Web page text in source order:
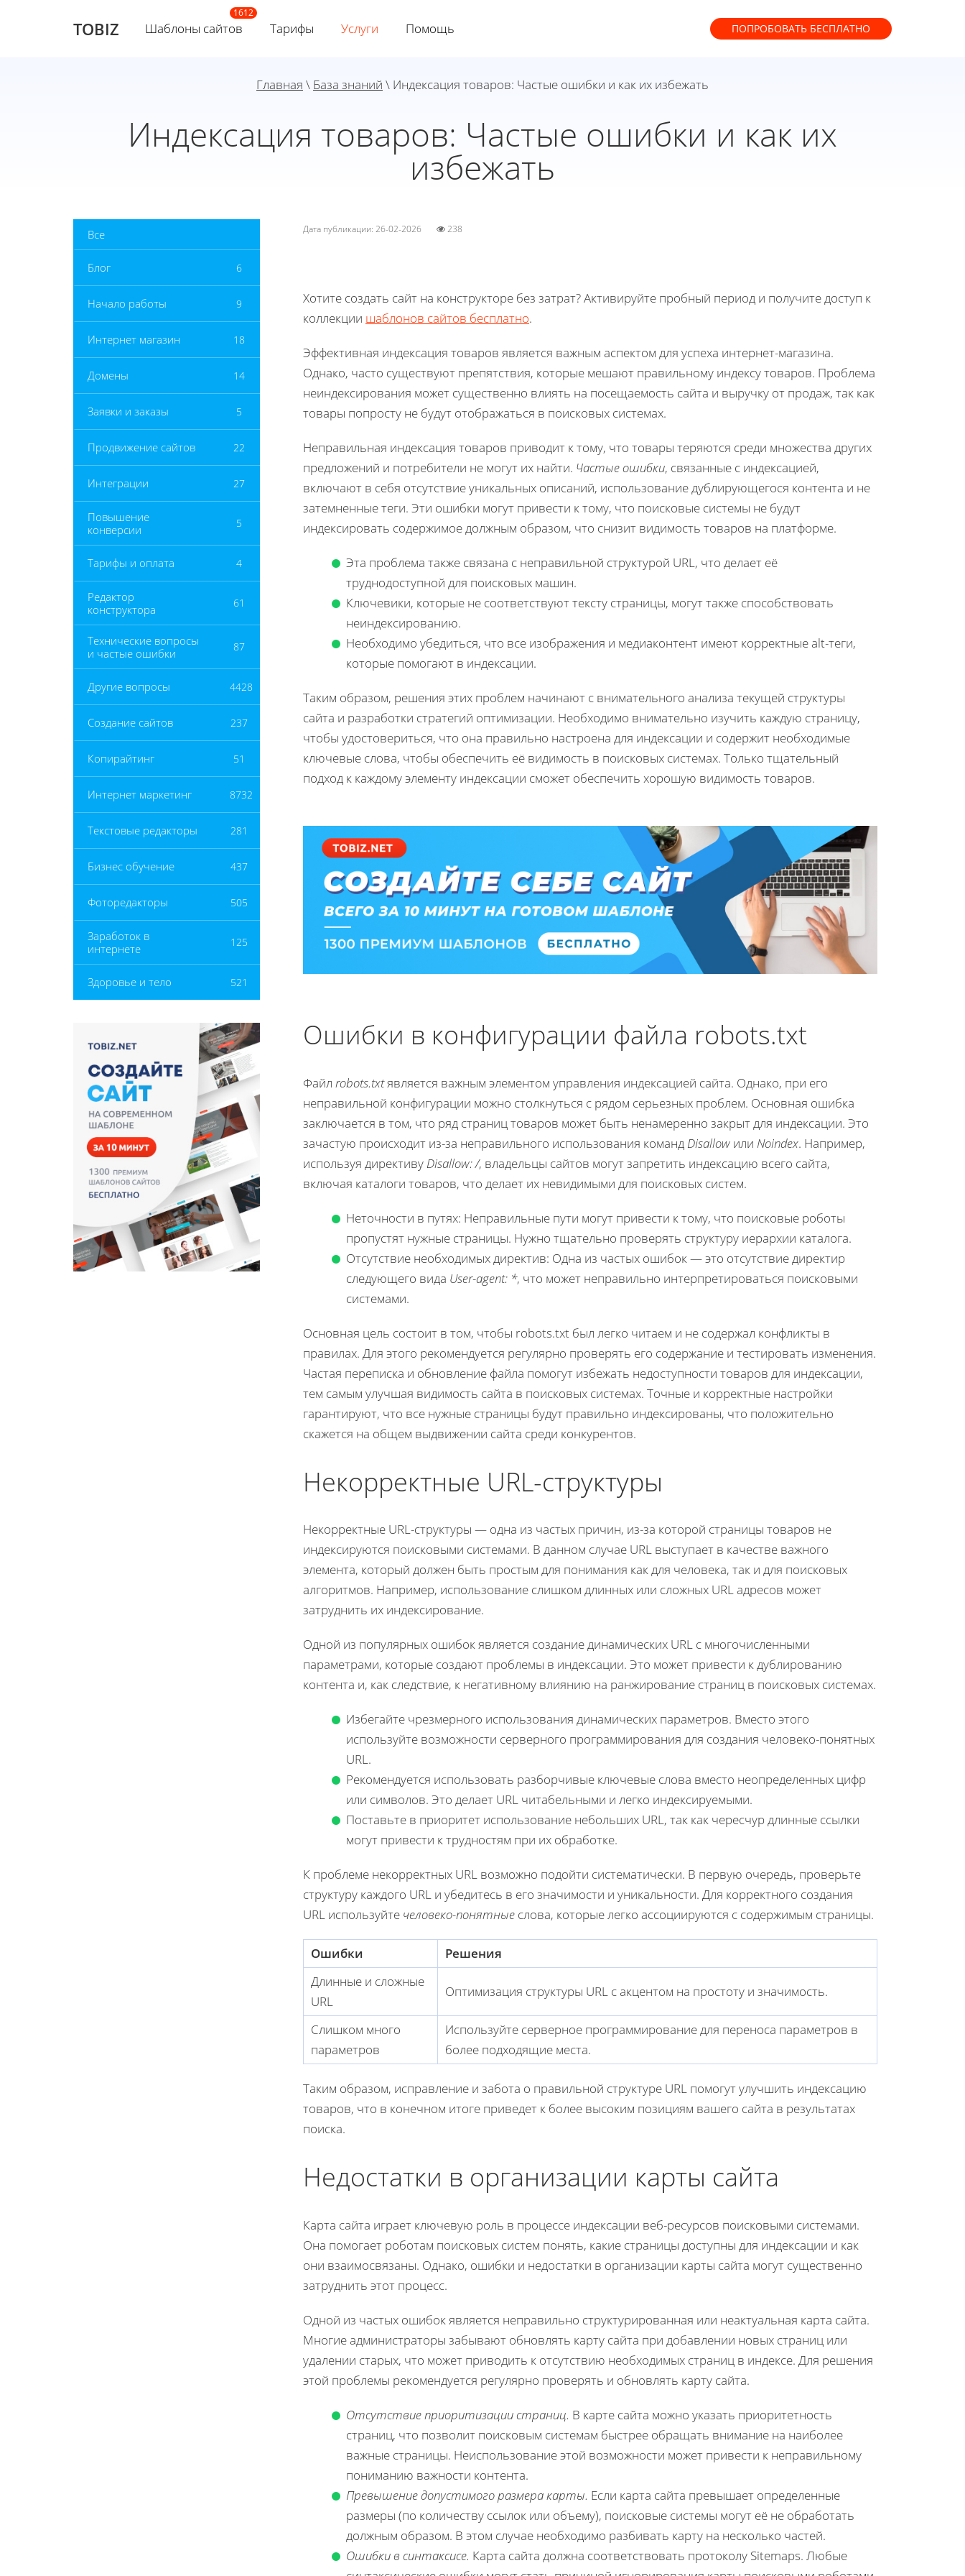
TOBIZ Шаблоны сайтов Тарифы Услуги Помощь ПОПРОБОВАТЬ БЕСПЛАТНО
Главная \ База знаний \ Индексация товаров: Частые ошибки и как их избежать
Индексация товаров: Частые ошибки и как их
избежать
Все
Блог 6
Начало работы 9
Интернет магазин 18
Домены 14
Заявки и заказы 5
Продвижение сайтов 22
Интеграции 27
Повышение
конверсии
5
Тарифы и оплата 4
Редактор
конструктора
61
Технические вопросы
и частые ошибки
87
Другие вопросы 4428
Создание сайтов 237
Копирайтинг 51
Интернет маркетинг 8732
Текстовые редакторы 281
Бизнес обучение 437
Фоторедакторы 505
Заработок в
интернете
125
Здоровье и тело 521
Дата публикации: 26-02-2026 238
Хотите создать сайт на конструкторе без затрат? Активируйте пробный период и получите доступ к
коллекции шаблонов сайтов бесплатно.
Эффективная индексация товаров является важным аспектом для успеха интернет-магазина.
Однако, часто существуют препятствия, которые мешают правильному индексу товаров. Проблема
неиндексирования может существенно влиять на посещаемость сайта и выручку от продаж, так как
товары попросту не будут отображаться в поисковых системах.
Неправильная индексация товаров приводит к тому, что товары теряются среди множества других
предложений и потребители не могут их найти. Частые ошибки, связанные с индексацией,
включают в себя отсутствие уникальных описаний, использование дублирующегося контента и не
затемненные теги. Эти ошибки могут привести к тому, что поисковые системы не будут
индексировать содержимое должным образом, что снизит видимость товаров на платформе.
Эта проблема также связана с неправильной структурой URL, что делает её
труднодоступной для поисковых машин.
Ключевики, которые не соответствуют тексту страницы, могут также способствовать
неиндексированию.
Необходимо убедиться, что все изображения и медиаконтент имеют корректные alt-теги,
которые помогают в индексации.
Таким образом, решения этих проблем начинают с внимательного анализа текущей структуры
сайта и разработки стратегий оптимизации. Необходимо внимательно изучить каждую страницу,
чтобы удостовериться, что она правильно настроена для индексации и содержит необходимые
ключевые слова, чтобы обеспечить её видимость в поисковых системах. Только тщательный
подход к каждому элементу индексации сможет обеспечить хорошую видимость товаров.
Ошибки в конфигурации файла robots.txt
Файл robots.txtявляется важным элементом управления индексацией сайта. Однако, при его
неправильной конфигурации можно столкнуться с рядом серьезных проблем. Основная ошибка
заключается в том, что ряд страниц товаров может быть ненамеренно закрыт для индексации. Это
зачастую происходит из-за неправильного использования команд Disallow или Noindex. Например,
используя директиву Disallow: /, владельцы сайтов могут запретить индексацию всего сайта,
включая каталоги товаров, что делает их невидимыми для поисковых систем.
Неточности в путях: Неправильные пути могут привести к тому, что поисковые роботы
пропустят нужные страницы. Нужно тщательно проверять структуру иерархии каталога.
Отсутствие необходимых директив: Одна из частых ошибок — это отсутствие директир
следующего вида User-agent: *, что может неправильно интерпретироваться поисковыми
системами.
Основная цель состоит в том, чтобы robots.txt был легко читаем и не содержал конфликты в
правилах. Для этого рекомендуется регулярно проверять его содержание и тестировать изменения.
Частая переписка и обновление файла помогут избежать недоступности товаров для индексации,
тем самым улучшая видимость сайта в поисковых системах. Точные и корректные настройки
гарантируют, что все нужные страницы будут правильно индексированы, что положительно
скажется на общем выдвижении сайта среди конкурентов.
Некорректные URL-структуры
Некорректные URL-структуры — одна из частых причин, из-за которой страницы товаров не
индексируются поисковыми системами. В данном случае URL выступает в качестве важного
элемента, который должен быть простым для понимания как для человека, так и для поисковых
алгоритмов. Например, использование слишком длинных или сложных URL адресов может
затруднить их индексирование.
Одной из популярных ошибок является создание динамических URL с многочисленными
параметрами, которые создают проблемы в индексации. Это может привести к дублированию
контента и, как следствие, к негативному влиянию на ранжирование страниц в поисковых системах.
Избегайте чрезмерного использования динамических параметров. Вместо этого
используйте возможности серверного программирования для создания человеко-понятных
URL.
Рекомендуется использовать разборчивые ключевые слова вместо неопределенных цифр
или символов. Это делает URL читабельными и легко индексируемыми.
Поставьте в приоритет использование небольших URL, так как чересчур длинные ссылки
могут привести к трудностям при их обработке.
К проблеме некорректных URL возможно подойти систематически. В первую очередь, проверьте
структуру каждого URL и убедитесь в его значимости и уникальности. Для корректного создания
URL используйте человеко-понятные слова, которые легко ассоциируются с содержимым страницы.
Ошибки
Решения
Длинные и сложные
URL
Оптимизация структуры URL с акцентом на простоту и значимость.
Слишком много
параметров
Используйте серверное программирование для переноса параметров в
более подходящие места.
Таким образом, исправление и забота о правильной структуре URL помогут улучшить индексацию
товаров, что в конечном итоге приведет к более высоким позициям вашего сайта в результатах
поиска.
Недостатки в организации карты сайта
Карта сайта играет ключевую роль в процессе индексации веб-ресурсов поисковыми системами.
Она помогает роботам поисковых систем понять, какие страницы доступны для индексации и как
они взаимосвязаны. Однако, ошибки и недостатки в организации карты сайта могут существенно
затруднить этот процесс.
Одной из частых ошибок является неправильно структурированная или неактуальная карта сайта.
Многие администраторы забывают обновлять карту сайта при добавлении новых страниц или
удалении старых, что может приводить к отсутствию необходимых страниц в индексе. Для решения
этой проблемы рекомендуется регулярно проверять и обновлять карту сайта.
Отсутствие приоритизации страниц. В карте сайта можно указать приоритетность
страниц, что позволит поисковым системам быстрее обращать внимание на наиболее
важные страницы. Неиспользование этой возможности может привести к неправильному
пониманию важности контента.
Превышение допустимого размера карты. Если карта сайта превышает определенные
размеры (по количеству ссылок или объему), поисковые системы могут её не обработать
должным образом. В этом случае необходимо разбивать карту на несколько частей.
Ошибки в синтаксисе. Карта сайта должна соответствовать протоколу Sitemaps. Любые